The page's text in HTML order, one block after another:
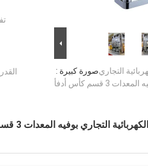
صورة كبيرة :التجاري
3 قسم كأس أدفأ
التجاري بوفيه المعدات 3 قسم كأس أدفأ